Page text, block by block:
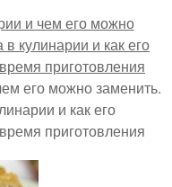
его можно заменить.
и как его
приготовления